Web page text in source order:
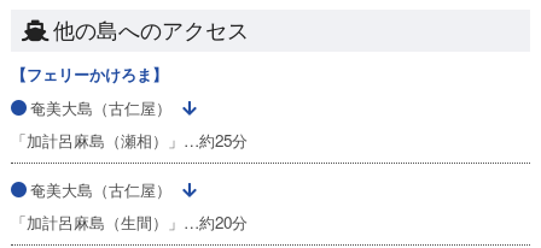
他の島へのアクセス
【フェリーかけろま】
奄美大島（古仁屋）
「加計呂麻島（瀬相）」…約25分
奄美大島（古仁屋）
「加計呂麻島（生間）」…約20分